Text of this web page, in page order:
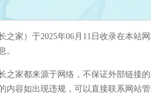
之家）于2025年06月11日收录在本站
。
之家都来源于网络，不保证外部链接
内容如出现违规，可以直接联系网站